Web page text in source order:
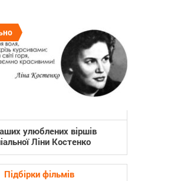
улюблених віршів
Ліни Костенко
Підбірки фільмів